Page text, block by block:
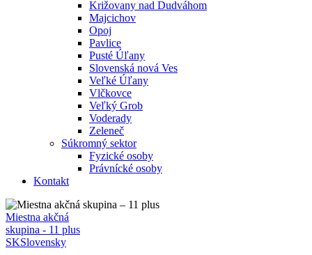
Križovany nad Dudváhom
Majcichov
Opoj
Pavlice
Pusté Úľany
Slovenská nová Ves
Veľké Úľany
Vlčkovce
Veľký Grob
Voderady
Zeleneč
Súkromný sektor
Fyzické osoby
Právnícké osoby
Kontakt
Miestna akčná
skupina - 11 plus
SKSlovensky